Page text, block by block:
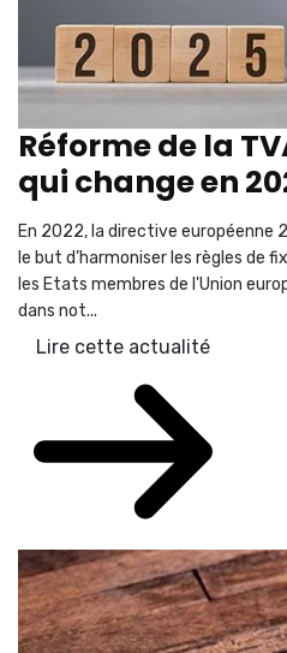
Réforme de la
qui change en
En 2022, la directive
le but d’harmoniser les règles de
les Etats membres de l'Union
dans not...
Lire cette actualité